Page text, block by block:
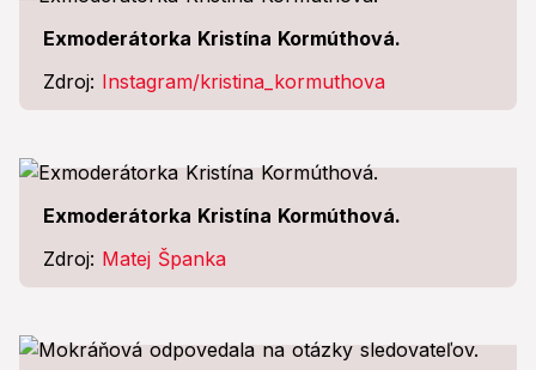
Exmoderátorka Kristína Kormúthová.
Zdroj: Instagram/kristina_kormuthova
Exmoderátorka Kristína Kormúthová.
Zdroj: Matej Španka